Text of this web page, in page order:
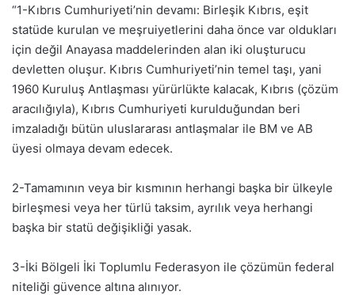
“1-Kıbrıs Cumhuriyeti’nin devamı: Birleşik Kıbrıs, eşit
statüde kurulan ve meşruiyetlerini daha önce var oldukları
için değil Anayasa maddelerinden alan iki oluşturucu
devletten oluşur. Kıbrıs Cumhuriyeti’nin temel taşı, yani
1960 Kuruluş Antlaşması yürürlükte kalacak, Kıbrıs (çözüm
aracılığıyla), Kıbrıs Cumhuriyeti kurulduğundan beri
imzaladığı bütün uluslararası antlaşmalar ile BM ve AB
üyesi olmaya devam edecek.
2-Tamamının veya bir kısmının herhangi başka bir ülkeyle
birleşmesi veya her türlü taksim, ayrılık veya herhangi
başka bir statü değişikliği yasak.
3-İki Bölgeli İki Toplumlu Federasyon ile çözümün federal
niteliği güvence altına alınıyor.